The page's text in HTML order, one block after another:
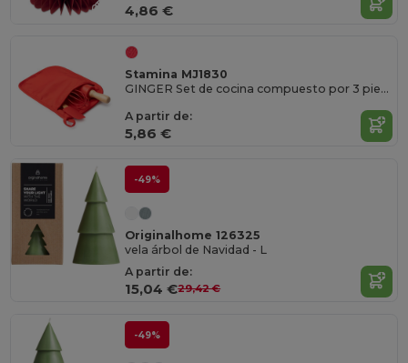
4,86 €
Stamina MJ1830
GINGER Set de cocina compuesto por 3 piezas para elaborar galletas en casa
A partir de:
5,86 €
-49%
Originalhome 126325
vela árbol de Navidad - L
A partir de:
15,04 €29,42 €
-49%